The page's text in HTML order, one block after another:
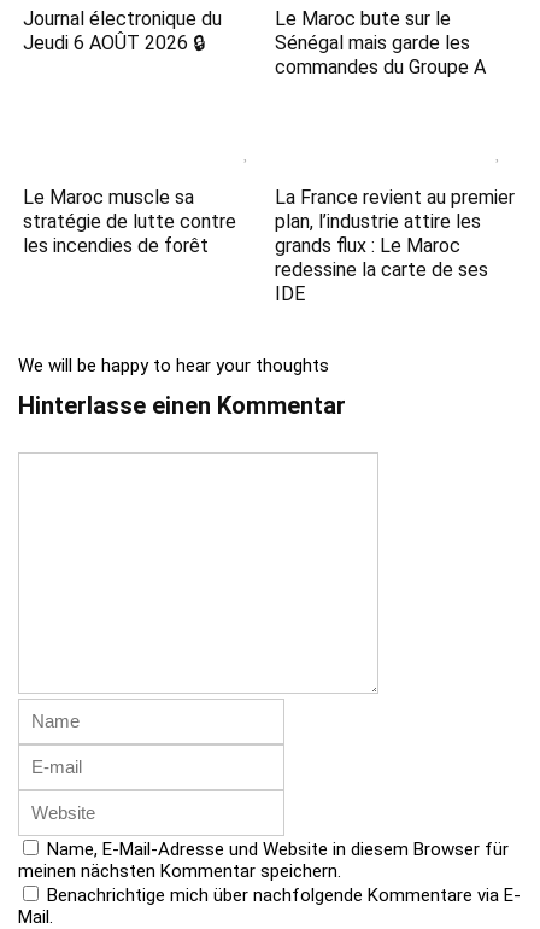
Journal électronique du
Jeudi 6 AOÛT 2026 🔒
Le Maroc bute sur le
Sénégal mais garde les
commandes du Groupe A
Le Maroc muscle sa
stratégie de lutte contre
les incendies de forêt
La France revient au premier
plan, l’industrie attire les
grands flux : Le Maroc
redessine la carte de ses
IDE
We will be happy to hear your thoughts
Hinterlasse einen Kommentar
Name, E-Mail-Adresse und Website in diesem Browser für
meinen nächsten Kommentar speichern.
Benachrichtige mich über nachfolgende Kommentare via E-
Mail.